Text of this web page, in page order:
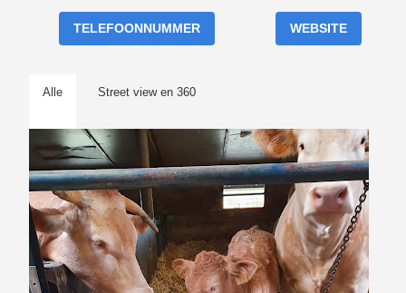
TELEFOONNUMMER WEBSITE
Alle Street view en 360